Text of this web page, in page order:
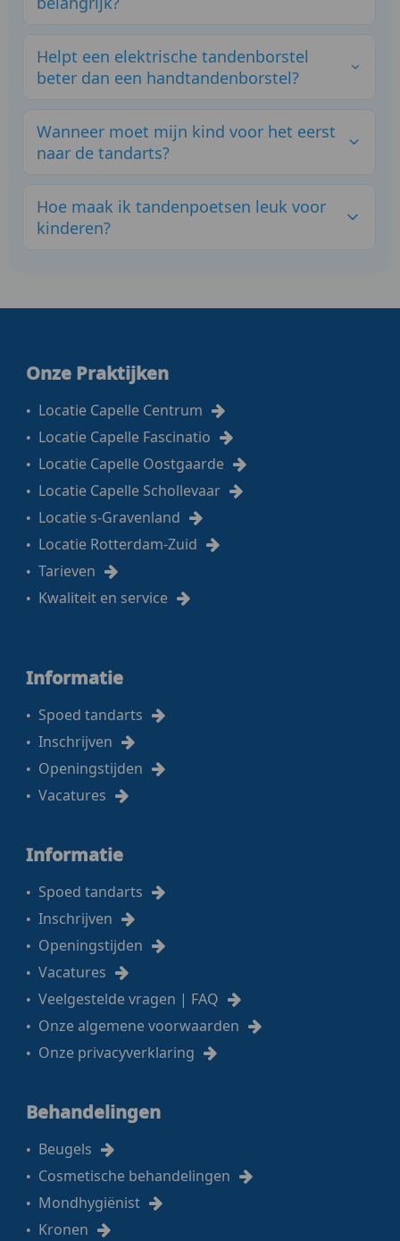
tandverlies. Gebruik een zachte tandenborstel en
spoel indien nodig met mondwater.
Helpt een elektrische tandenborstel
beter dan een handtandenborstel?
meer tandplak en zorgt voor betere mondhygiëne.
Wanneer moet mijn kind voor het eerst
naar de tandarts?
doorkomen.
Hoe maak ik tandenpoetsen leuk voor
kinderen?
Onze Praktijken
Locatie Capelle Centrum
Locatie Capelle Fascinatio
Locatie Capelle Oostgaarde
Locatie Capelle Schollevaar
Locatie s-Gravenland
Locatie Rotterdam-Zuid
Tarieven
Kwaliteit en service
Informatie
Spoed tandarts
Inschrijven
Openingstijden
Vacatures
Informatie
Spoed tandarts
Inschrijven
Openingstijden
Vacatures
Veelgestelde vragen | FAQ
Onze algemene voorwaarden
Onze privacyverklaring
Behandelingen
Beugels
Cosmetische behandelingen
Mondhygiënist
Kronen